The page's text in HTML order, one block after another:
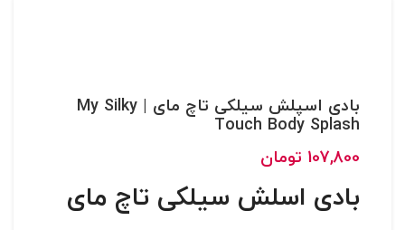
بادی اسپلش سیلکی تاچ مای | My Silky
Touch Body Splash
107,800 تومان
بادی اسلش سیلکی تاچ مای